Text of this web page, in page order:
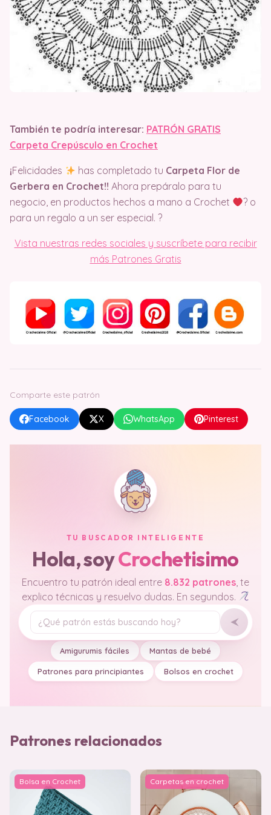
También te podría interesar: PATRÓN GRATIS
Carpeta Crepúsculo en Crochet
¡Felicidades has completado tu Carpeta Flor de
Gerbera en Crochet!! Ahora prepáralo para tu
negocio, en productos hechos a mano a Crochet
? o
para un regalo a un ser especial. ?
Vista nuestras redes sociales y suscríbete para recibir
más Patrones Gratis
Comparte este patrón
Facebook X WhatsApp Pinterest
TU BUSCADOR INTELIGENTE
Hola, soyCrochetisimo
Encuentro tu patrón ideal entre 8.832 patrones , te
explico técnicas y resuelvo dudas. En segundos.
Tu pregunta
Amigurumis fáciles Mantas de bebé
Patrones para principiantes Bolsos en crochet
Patrones relacionados
Bolsa en Crochet Carpetas en crochet